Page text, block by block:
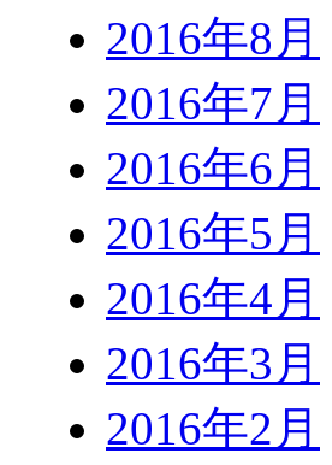
2016年8月
2016年7月
2016年6月
2016年5月
2016年4月
2016年3月
2016年2月